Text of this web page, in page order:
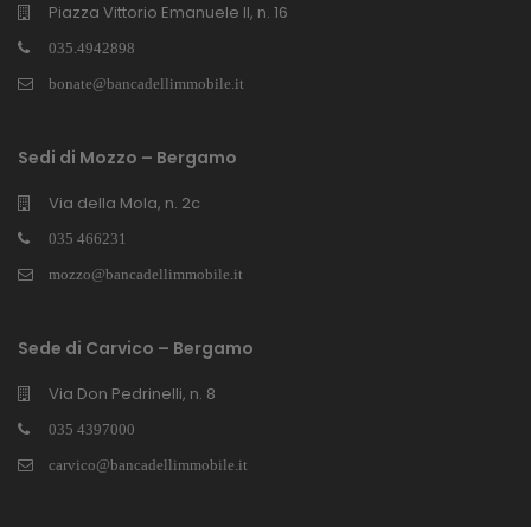
Piazza Vittorio Emanuele II, n. 16
035.4942898
bonate@bancadellimmobile.it
Sedi di Mozzo – Bergamo
Via della Mola, n. 2c
035 466231
mozzo@bancadellimmobile.it
Sede di Carvico – Bergamo
Via Don Pedrinelli, n. 8
035 4397000
carvico@bancadellimmobile.it